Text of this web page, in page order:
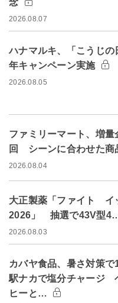
2026.08.07
ハナマルキ、「こうじの
年キャンペーン実施
2026.08.05
ファミリーマート、増量
回 シーンに合わせた商
2026.08.04
大正製薬「ファイト イ
2026」 抽選で43V型
2026.08.03
カバヤ食品、暑さ対策
駅ナカで塩分チャージ
ヒーと…